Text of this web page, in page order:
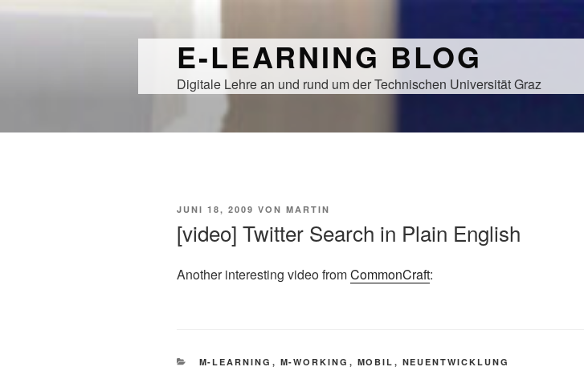
E-LEARNING BLOG
Digitale Lehre an und rund um der Technischen Universität Graz
VERÖFFENTLICHT
JUNI 18, 2009 VON MARTIN
[video] Twitter Search in Plain English
Another interesting video fromCommonCraft:
KATEGORIEN
M-LEARNING , M-WORKING , MOBIL , NEUENTWICKLUNG